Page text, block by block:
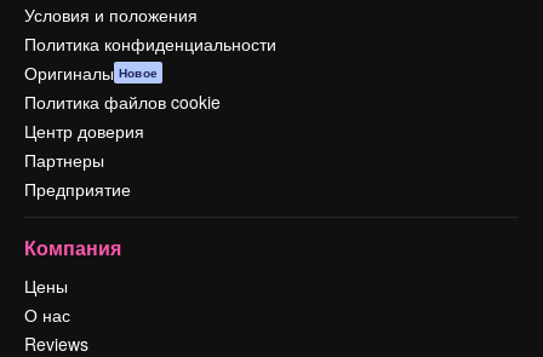
Условия и положения
Политика конфиденциальности
Оригиналы Новое
Политика файлов cookie
Центр доверия
Партнеры
Предприятие
Компания
Цены
О нас
Reviews